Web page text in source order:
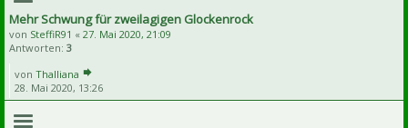
Mehr Schwung für zweilagigen Glockenrock
von SteffiR91 « 27. Mai 2020, 21:09
Antworten: 3
von Thalliana
28. Mai 2020, 13:26